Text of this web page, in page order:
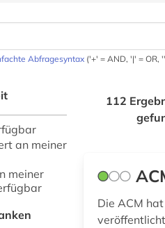
Abfragesyntax ('+' = AND, '|' = OR,
an meiner
meiner
112
Die ACM